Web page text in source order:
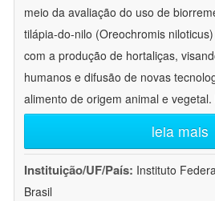
meio da avaliação do uso de
tilápia-do-nilo (Oreochromis
com a produção de hortaliças,
humanos e difusão de novas
alimento de origem animal e
leia mais
Instituição/UF/País: Instituto
Brasil